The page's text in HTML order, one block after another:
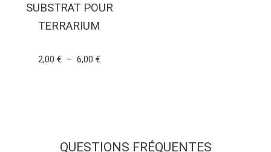
SUBSTRAT POUR
TERRARIUM
Note
4.89
2,00 € – 6,00 €
QUESTIONS FRÉQUENTES